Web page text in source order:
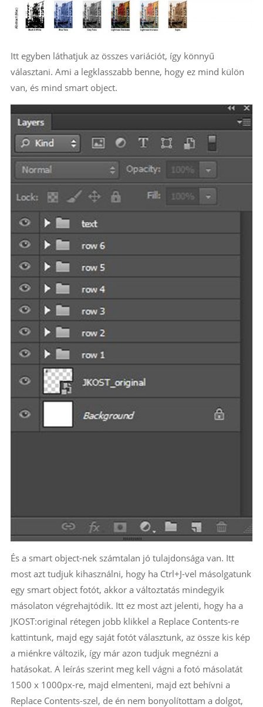
Itt egyben láthatjuk az összes variációt, így könnyű
választani. Ami a legklasszabb benne, hogy ez mind külön
van, és mind smart object.
És a smart object-nek számtalan jó tulajdonsága van. Itt
most azt tudjuk kihasználni, hogy ha Ctrl+J-vel másolgatunk
egy smart object fotót, akkor a változtatás mindegyik
másolaton végrehajtódik. Itt ez most azt jelenti, hogy ha a
JKOST:original rétegen jobb klikkel a Replace Contents-re
kattintunk, majd egy saját fotót választunk, az össze kis kép
a miénkre változik, így már azon tudjuk megnézni a
hatásokat. A leírás szerint meg kell vágni a fotó másolatát
1500 x 1000px-re, majd elmenteni, majd ezt behívni a
Replace Contents-szel, de én nem bonyolítottam a dolgot,